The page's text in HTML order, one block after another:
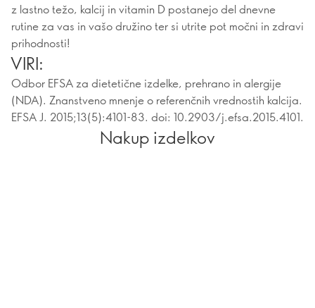
z lastno težo, kalcij in vitamin D postanejo del dnevne
rutine za vas in vašo družino ter si utrite pot močni in zdravi
prihodnosti!
VIRI:
Odbor EFSA za dietetične izdelke, prehrano in alergije
(NDA). Znanstveno mnenje o referenčnih vrednostih kalcija.
EFSA J. 2015;13(5):4101-83. doi: 10.2903/j.efsa.2015.4101.
Nakup izdelkov